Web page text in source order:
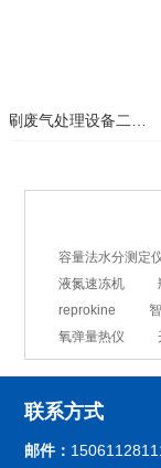
容量法水分测定
液氮速冻机
reprokine
氧弹量热仪
联系方式
邮件：